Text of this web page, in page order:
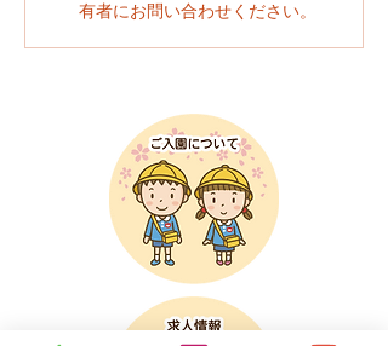
有者にお問い合わせください。